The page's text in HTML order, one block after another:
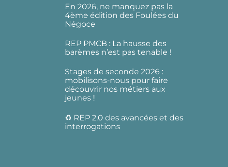
En 2026, ne manquez pas la
4ème édition des Foulées du
Négoce
REP PMCB : La hausse des
barèmes n’est pas tenable !
Stages de seconde 2026 :
mobilisons-nous pour faire
découvrir nos métiers aux
jeunes !
♻️ REP 2.0 des avancées et des
interrogations